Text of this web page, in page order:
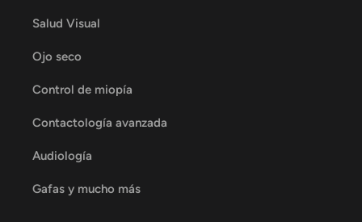
Salud Visual
Ojo seco
Control de miopía
Contactología avanzada
Audiología
Gafas y mucho más